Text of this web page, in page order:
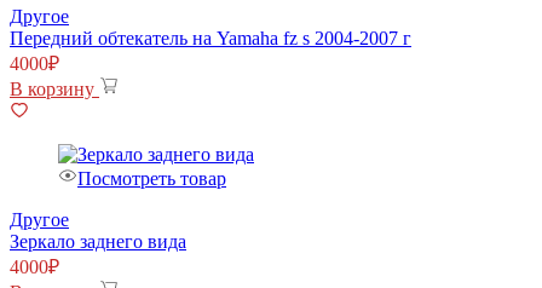
Другое
Передний обтекатель на Yamaha fz s 2004-2007 г
4000₽
В корзину
Посмотреть товар
Другое
Зеркало заднего вида
4000₽